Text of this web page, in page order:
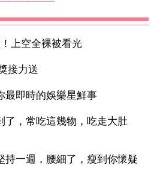
上空全裸被看光
接力送
即時的娛樂星鮮事
了，常吃這幾物，吃走大肚
持一週，腰細了，瘦到你懷疑